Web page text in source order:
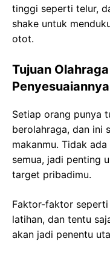
tinggi seperti telur,
shake untuk
otot.
Tujuan
Setiap orang punya
berolahraga, dan ini
makanmu. Tidak
semua, jadi penting
target pribadimu.
Faktor-faktor seperti
latihan, dan tentu
akan jadi penentu